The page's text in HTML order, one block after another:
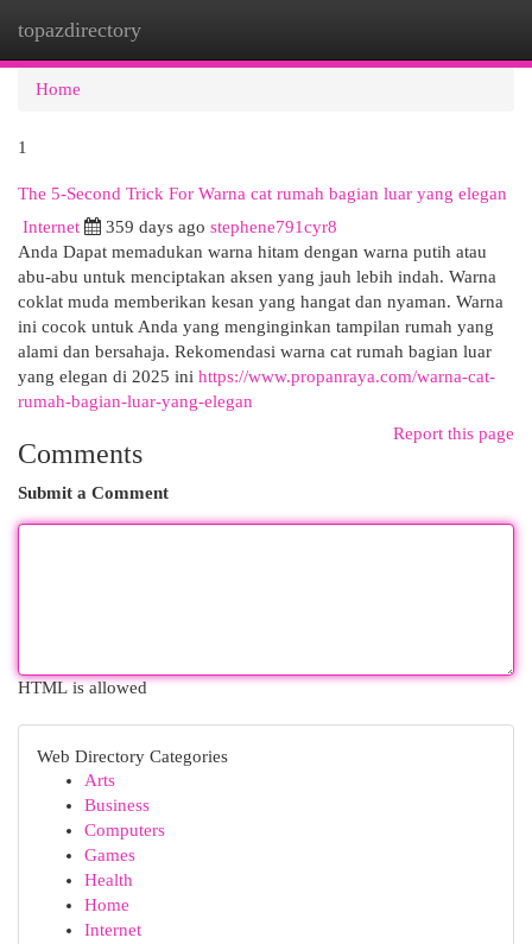
topazdirectory
Home
1
The 5-Second Trick For Warna cat rumah bagian luar yang elegan
Internet 359 days ago stephene791cyr8
Anda Dapat memadukan warna hitam dengan warna putih atau
abu-abu untuk menciptakan aksen yang jauh lebih indah. Warna
coklat muda memberikan kesan yang hangat dan nyaman. Warna
ini cocok untuk Anda yang menginginkan tampilan rumah yang
alami dan bersahaja. Rekomendasi warna cat rumah bagian luar
yang elegan di 2025 ini https://www.propanraya.com/warna-cat-
rumah-bagian-luar-yang-elegan
Report this page
Comments
Submit a Comment
HTML is allowed
Web Directory Categories
Arts
Business
Computers
Games
Health
Home
Internet